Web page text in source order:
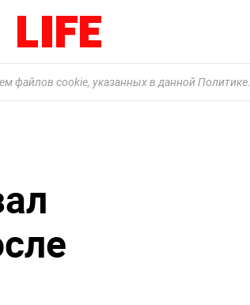
файлов cookie, указанных в данной Политике.